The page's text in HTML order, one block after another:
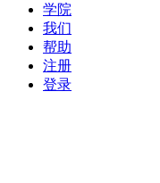
学院
我们
帮助
注册
登录